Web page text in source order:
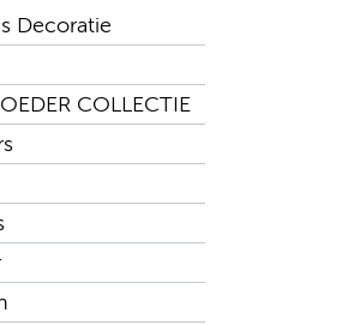
Decoratie
COLLECTIE